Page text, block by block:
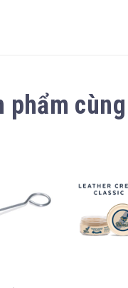
phẩm